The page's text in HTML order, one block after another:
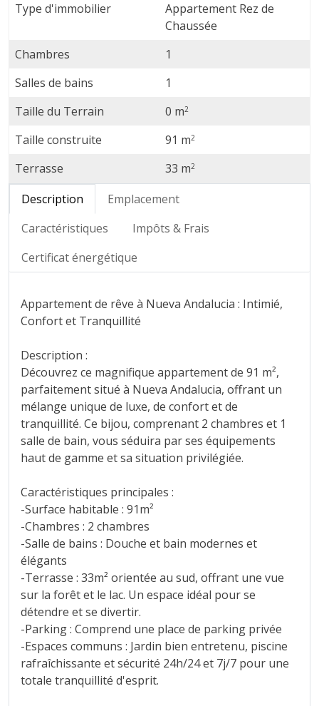
Type d'immobilier
Appartement Rez de
Chaussée
Chambres
1
Salles de bains
1
Taille du Terrain
0 m2
Taille construite 91 m2
Terrasse 33 m2
Description
Emplacement
Caractéristiques
Impôts & Frais
Certificat énergétique
Appartement de rêve à Nueva Andalucia : Intimié,
Confort et Tranquillité
Description :
Découvrez ce magnifique appartement de 91 m²,
parfaitement situé à Nueva Andalucia, offrant un
mélange unique de luxe, de confort et de
tranquillité. Ce bijou, comprenant 2 chambres et 1
salle de bain, vous séduira par ses équipements
haut de gamme et sa situation privilégiée.
Caractéristiques principales :
-Surface habitable : 91m²
-Chambres : 2 chambres
-Salle de bains : Douche et bain modernes et
élégants
-Terrasse : 33m² orientée au sud, offrant une vue
sur la forêt et le lac. Un espace idéal pour se
détendre et se divertir.
-Parking : Comprend une place de parking privée
-Espaces communs : Jardin bien entretenu, piscine
rafraîchissante et sécurité 24h/24 et 7j/7 pour une
totale tranquillité d'esprit.